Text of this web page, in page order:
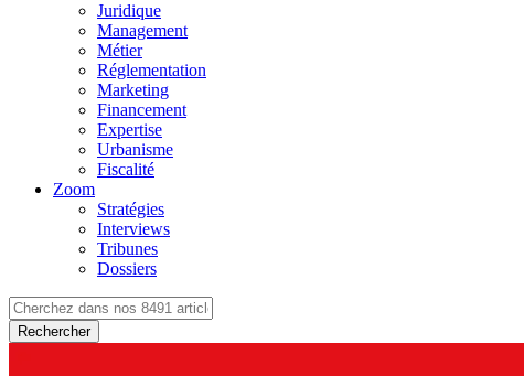
Juridique
Management
Métier
Réglementation
Marketing
Financement
Expertise
Urbanisme
Fiscalité
Zoom
Stratégies
Interviews
Tribunes
Dossiers
Rechercher